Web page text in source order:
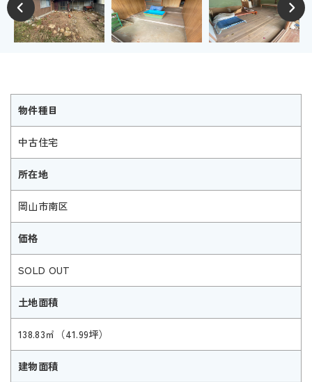
物件種目
中古住宅
所在地
岡山市南区
価格
SOLD OUT
土地面積
138.83㎡（41.99坪）
建物面積